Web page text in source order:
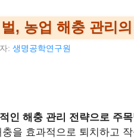
, 농업 해충 관리
: 생명공학연구원
인 해충 관리 전략으로 주
을 효과적으로 퇴치하고